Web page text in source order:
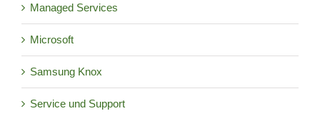
Managed Services
Microsoft
Samsung Knox
Service und Support